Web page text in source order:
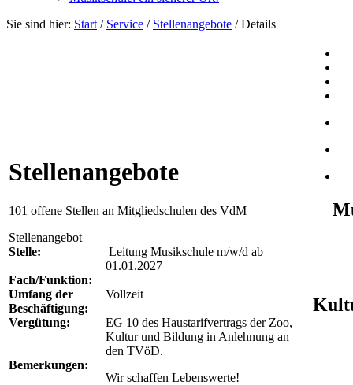
Sie sind hier: Start / Service / Stellenangebote /Details
Stellenangebote
101 offene Stellen an Mitgliedschulen des VdM
Stellenangebot
Stelle:
Leitung Musikschule m/w/d ab
01.01.2027
Fach/Funktion:
Umfang der
Beschäftigung:
Vollzeit
Vergütung:
EG 10 des Haustarifvertrags der Zoo,
Kultur und Bildung in Anlehnung an
den TVöD.
Bemerkungen:
Wir schaffen Lebenswerte!